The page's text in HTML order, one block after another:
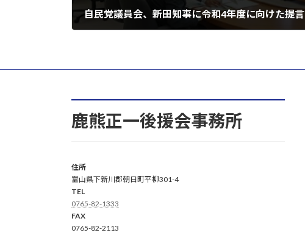
自民党議員会、新田知事に令和4年度に向けた提言
鹿熊正一後援会事務所
住所
富山県下新川郡朝日町平柳301-4
TEL
0765-82-1333
FAX
0765-82-2113